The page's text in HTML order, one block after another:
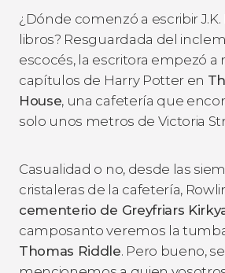
¿Dónde comenzó a escribir
libros? Resguardada del
escocés, la escritora empezó
capítulos de Harry Potter en
House, una cafetería que
solo unos metros de Victoria
Casualidad o no, desde las
cristaleras de la cafetería,
cementerio de Greyfriars
camposanto veremos la
Thomas Riddle. Pero bueno,